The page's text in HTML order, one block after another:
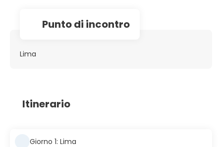
Punto di incontro
Lima
Itinerario
Giorno 1: Lima